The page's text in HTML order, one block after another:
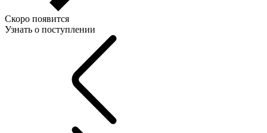
Скоро появится
Узнать о поступлении